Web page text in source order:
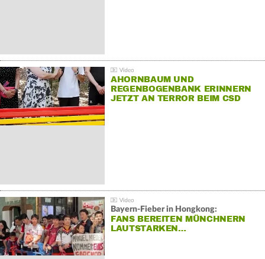
AHORNBAUM UND
REGENBOGENBANK ERINNERN
JETZT AN TERROR BEIM CSD
Bayern-Fieber in Hongkong:
FANS BEREITEN MÜNCHNERN
LAUTSTARKEN…